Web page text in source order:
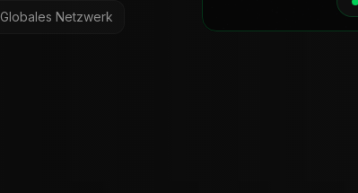
Globales Netzwerk